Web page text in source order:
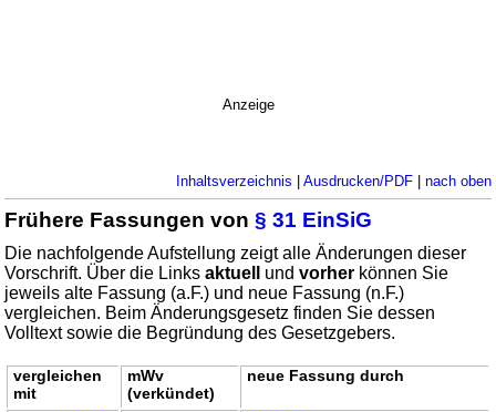
Anzeige
Inhaltsverzeichnis | Ausdrucken/PDF| nach oben
Frühere Fassungen von§ 31 EinSiG
Die nachfolgende Aufstellung zeigt alle Änderungen dieser
Vorschrift. Über die Linksaktuell undvorher können Sie
jeweils alte Fassung (a.F.) und neue Fassung (n.F.)
vergleichen. Beim Änderungsgesetz finden Sie dessen
Volltext sowie die Begründung des Gesetzgebers.
vergleichen
mit
mWv
(verkündet)
neue Fassung durch